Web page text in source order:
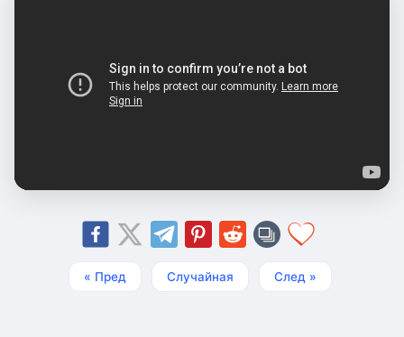
« Пред Случайная След »